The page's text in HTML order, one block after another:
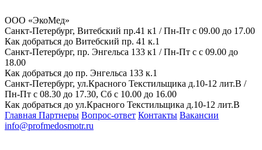
ООО «ЭкоМед»
Санкт-Петербург, Витебский пр.41 к1 / Пн-Пт с 09.00 до 17.00
Как добраться до Витебский пр. 41 к.1
Санкт-Петербург, пр. Энгельса 133 к1 / Пн-Пт с с 09.00 до
18.00
Как добраться до пр. Энгельса 133 к.1
Санкт-Петербург, ул.Красного Текстильщика д.10-12 лит.В /
Пн-Пт с 08.30 до 17.30, Сб с 10.00 до 16.00
Как добраться до ул.Красного Текстильщика д.10-12 лит.В
Главная Партнеры Вопрос-ответ Контакты Вакансии
info@profmedosmotr.ru